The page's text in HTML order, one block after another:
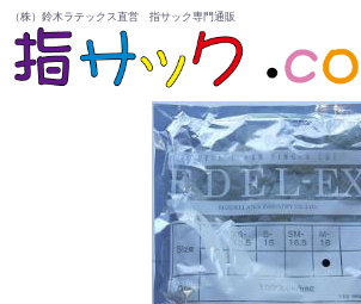
（株）鈴木ラテックス直営 指サック専門通販